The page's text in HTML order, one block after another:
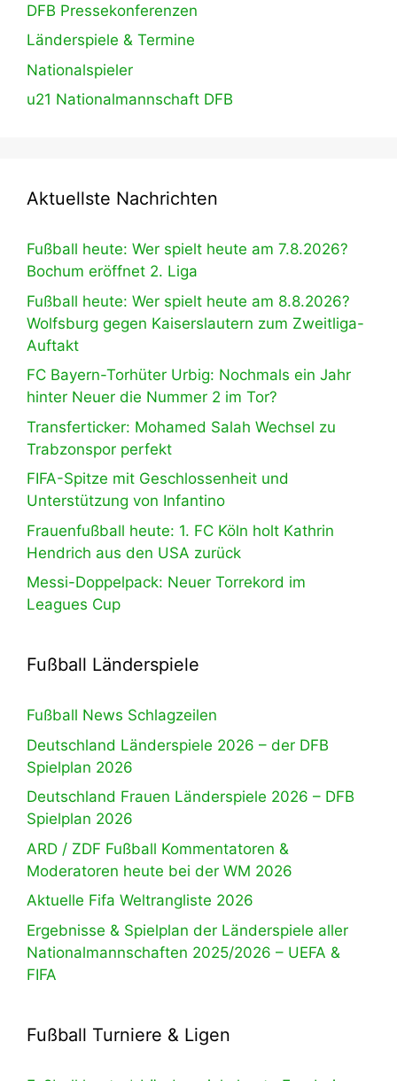
DFB Pressekonferenzen
Länderspiele & Termine
Nationalspieler
u21 Nationalmannschaft DFB
Aktuellste Nachrichten
Fußball heute: Wer spielt heute am 7.8.2026?
Bochum eröffnet 2. Liga
Fußball heute: Wer spielt heute am 8.8.2026?
Wolfsburg gegen Kaiserslautern zum Zweitliga-
Auftakt
FC Bayern-Torhüter Urbig: Nochmals ein Jahr
hinter Neuer die Nummer 2 im Tor?
Transferticker: Mohamed Salah Wechsel zu
Trabzonspor perfekt
FIFA-Spitze mit Geschlossenheit und
Unterstützung von Infantino
Frauenfußball heute: 1. FC Köln holt Kathrin
Hendrich aus den USA zurück
Messi-Doppelpack: Neuer Torrekord im
Leagues Cup
Fußball Länderspiele
Fußball News Schlagzeilen
Deutschland Länderspiele 2026 – der DFB
Spielplan 2026
Deutschland Frauen Länderspiele 2026 – DFB
Spielplan 2026
ARD / ZDF Fußball Kommentatoren &
Moderatoren heute bei der WM 2026
Aktuelle Fifa Weltrangliste 2026
Ergebnisse & Spielplan der Länderspiele aller
Nationalmannschaften 2025/2026 – UEFA &
FIFA
Fußball Turniere & Ligen